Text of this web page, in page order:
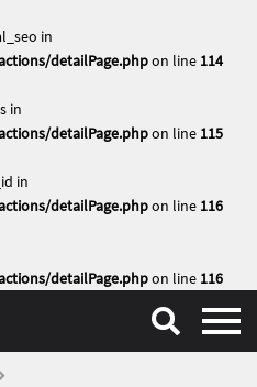
in
detailPage.phpon line 114
in
detailPage.phpon line 115
in
detailPage.phpon line 116
detailPage.phpon line 116